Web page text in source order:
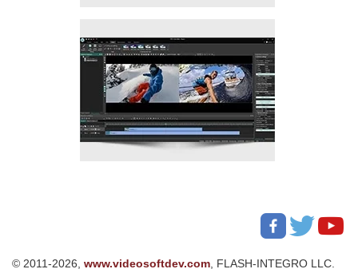
© 2011-2026, www.videosoftdev.com, FLASH-INTEGRO LLC.